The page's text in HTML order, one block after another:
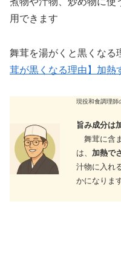
用できます
舞茸を湯がくと黒くな
茸が黒くなる理由】加熱
現役和食調理師
旨み成分は
舞茸に含
は、 加熱で
汁物に入れ
かになります